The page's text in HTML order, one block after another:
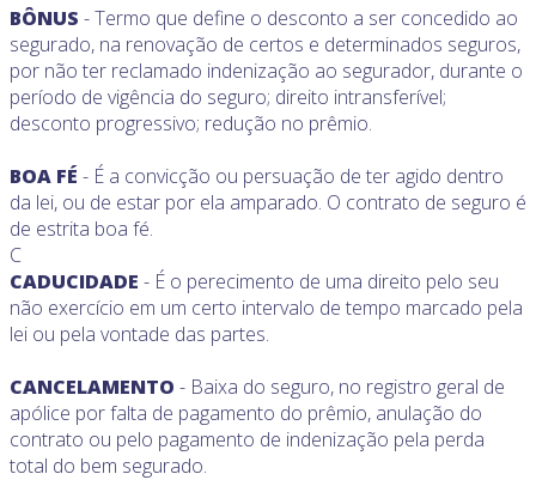
BÔNUS - Termo que define o desconto a ser concedido ao
segurado, na renovação de certos e determinados seguros,
por não ter reclamado indenização ao segurador, durante o
período de vigência do seguro; direito intransferível;
desconto progressivo; redução no prêmio.
BOA FÉ - É a convicção ou persuação de ter agido dentro
da lei, ou de estar por ela amparado. O contrato de seguro é
de estrita boa fé.
C
CADUCIDADE - É o perecimento de uma direito pelo seu
não exercício em um certo intervalo de tempo marcado pela
lei ou pela vontade das partes.
CANCELAMENTO - Baixa do seguro, no registro geral de
apólice por falta de pagamento do prêmio, anulação do
contrato ou pelo pagamento de indenização pela perda
total do bem segurado.